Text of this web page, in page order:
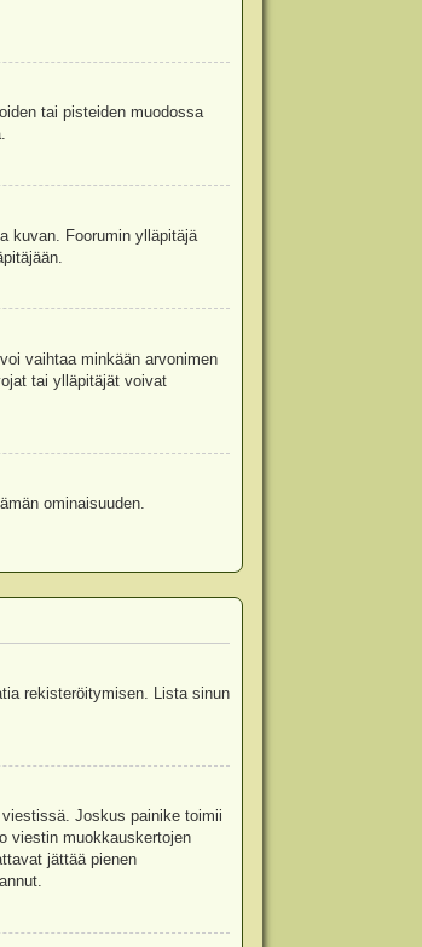
tai pisteiden muodossa
kuvan. Foorumin ylläpitäjä
vaihtaa minkään arvonimen
tai ylläpitäjät voivat
ominaisuuden.
rekisteröitymisen. Lista sinun
Joskus painike toimii
viestin muokkauskertojen
jättää pienen